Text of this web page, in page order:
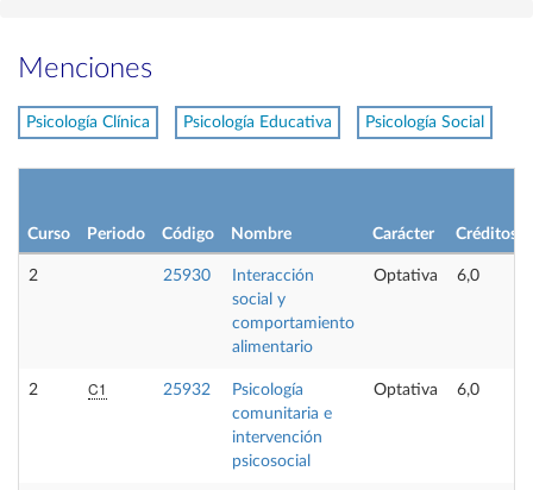
Menciones
Psicología Clínica Psicología Educativa Psicología Social
Curso Periodo Código Nombre Carácter Créditos
2 25930
Interacción
social y
comportamiento
alimentario
Optativa 6,0
2 C1 25932
Psicología
comunitaria e
intervención
psicosocial
Optativa 6,0